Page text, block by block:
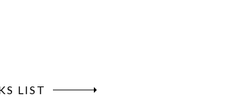
LIST